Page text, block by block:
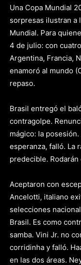
Una Copa Mundial
sorpresas ilustran a
Mundial. Para
4 de julio: con
Argentina, Francia,
enamoró al mundo
repaso.
Brasil entregó el
contragolpe.
mágico: la
esperanza, falló. La
predecible. Rodarán
Aceptaron con
Ancelotti, italiano
selecciones
Brasil. Es como
samba. Vini Jr. no
corridinha y falló.
en las dos áreas.